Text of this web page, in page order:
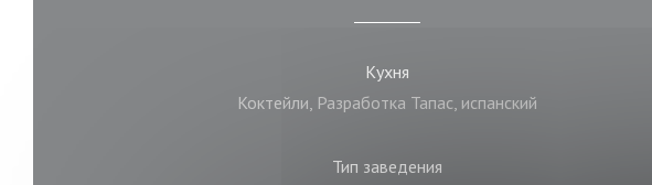
Кухня
Коктейли, Разработка Тапас, испанский
Тип заведения